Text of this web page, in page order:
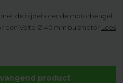
de bijbehorende motorbeugel
een Volte Ø 40 mm buismotor Lees
product